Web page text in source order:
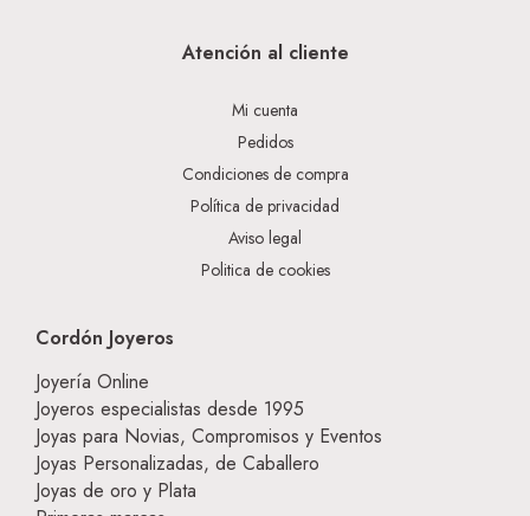
Atención al cliente
Mi cuenta
Pedidos
Condiciones de compra
Política de privacidad
Aviso legal
Politica de cookies
Cordón Joyeros
Joyería Online
Joyeros especialistas desde 1995
Joyas para Novias, Compromisos y Eventos
Joyas Personalizadas, de Caballero
Joyas de oro y Plata